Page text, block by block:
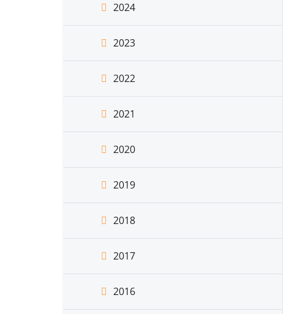
2024
2023
2022
2021
2020
2019
2018
2017
2016